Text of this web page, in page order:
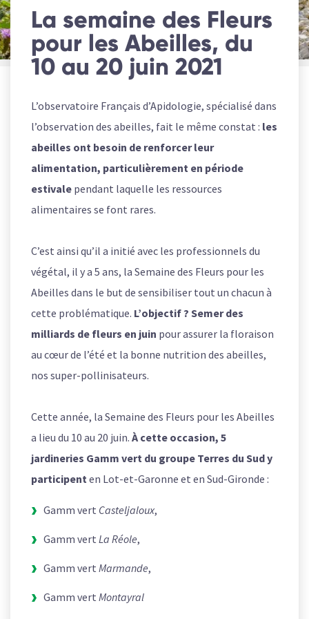
La semaine des Fleurs
pour les Abeilles, du
10 au 20 juin 2021
L’observatoire Français d’Apidologie, spécialisé dans
l’observation des abeilles, fait le même constat : les
abeilles ont besoin de renforcer leur
alimentation, particulièrement en période
estivale pendant laquelle les ressources
alimentaires se font rares.
C’est ainsi qu’il a initié avec les professionnels du
végétal, il y a 5 ans, la Semaine des Fleurs pour les
Abeilles dans le but de sensibiliser tout un chacun à
cette problématique. L’objectif ? Semer des
milliards de fleurs en juin pour assurer la floraison
au cœur de l’été et la bonne nutrition des abeilles,
nos super-pollinisateurs.
Cette année, la Semaine des Fleurs pour les Abeilles
a lieu du 10 au 20 juin. À cette occasion, 5
jardineries Gamm vert du groupe Terres du Sud y
participent en Lot-et-Garonne et en Sud-Gironde :
Gamm vert Casteljaloux,
Gamm vert La Réole,
Gamm vert Marmande,
Gamm vert Montayral